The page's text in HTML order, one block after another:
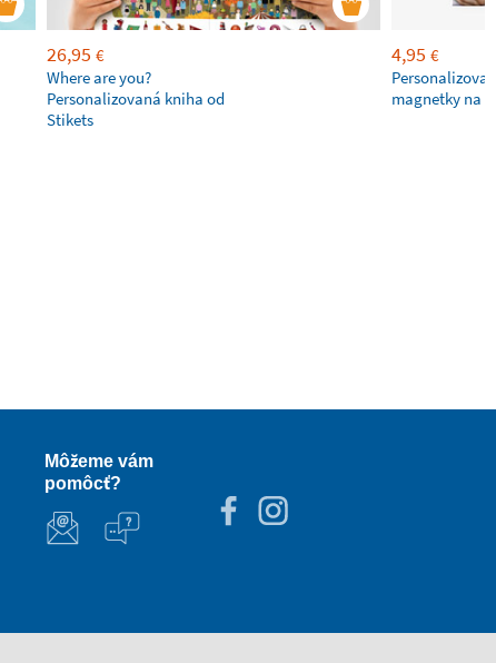
26,95 €
Where are you?
Personalizovaná kniha od
Stikets
4,95 €
magnetky na
Môžeme vám
pomôcť?